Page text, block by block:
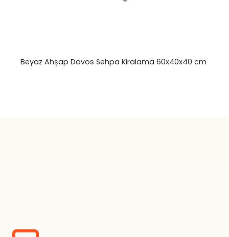
Beyaz Ahşap Davos Sehpa Kiralama 60x40x40 cm